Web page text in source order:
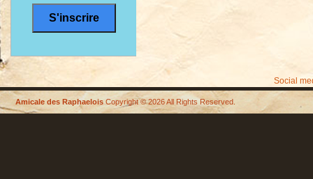
Social
Amicale des RaphaeloisCopyright © 2026 All Rights Reserved.